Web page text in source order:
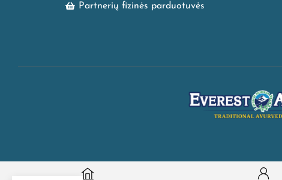
Partnerių fizinės parduotuvės